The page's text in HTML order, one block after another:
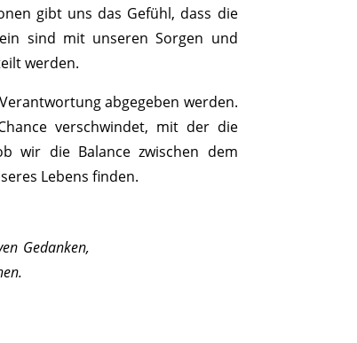
gibt uns das Gefühl, dass die
sind mit unseren Sorgen und
werden.
abgegeben werden.
verschwindet, mit der die
wir die Balance zwischen dem
Lebens finden.
Gedanken,